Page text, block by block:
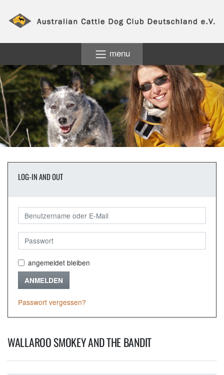
menu
LOG-IN AND OUT
angemeldet bleiben
ANMELDEN
Passwort vergessen?
WALLAROO SMOKEY AND THE BANDIT